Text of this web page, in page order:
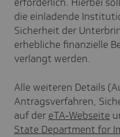
erforderlich. Hierbei
die einladende
Sicherheit der
erhebliche finanzielle
verlangt werden.
Alle weiteren Details
Antragsverfahren,
auf der eTA‑Webseite
State Department for